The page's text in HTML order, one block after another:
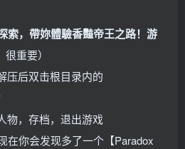
，帶妳體驗香豔帝王之路！ 游
很重要）
压后双击根目录内的
物，存档，退出游戏
在你会发现多了一个【Paradox